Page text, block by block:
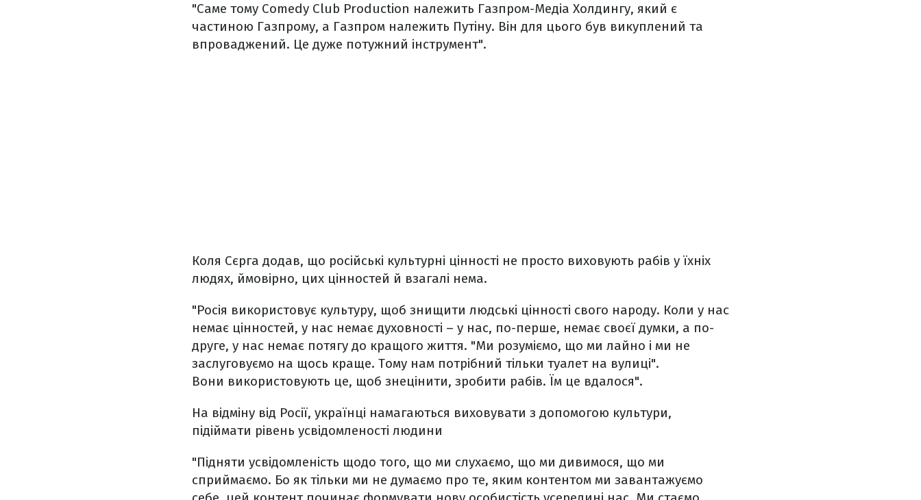
"Саме тому Comedy Club Production належить Газпром-Медіа Холдингу, який є
частиною Газпрому, а Газпром належить Путіну. Він для цього був викуплений та
впроваджений. Це дуже потужний інструмент".
Коля Сєрга додав, що російські культурні цінності не просто виховують рабів у їхніх
людях, ймовірно, цих цінностей й взагалі нема.
"Росія використовує культуру, щоб знищити людські цінності свого народу. Коли у нас
немає цінностей, у нас немає духовності – у нас, по-перше, немає своєї думки, а по-
друге, у нас немає потягу до кращого життя. "Ми розуміємо, що ми лайно і ми не
заслуговуємо на щось краще. Тому нам потрібний тільки туалет на вулиці".
Вони використовують це, щоб знецінити, зробити рабів. Їм це вдалося".
На відміну від Росії, українці намагаються виховувати з допомогою культури,
підіймати рівень усвідомленості людини
"Підняти усвідомленість щодо того, що ми слухаємо, що ми дивимося, що ми
сприймаємо. Бо як тільки ми не думаємо про те, яким контентом ми завантажуємо